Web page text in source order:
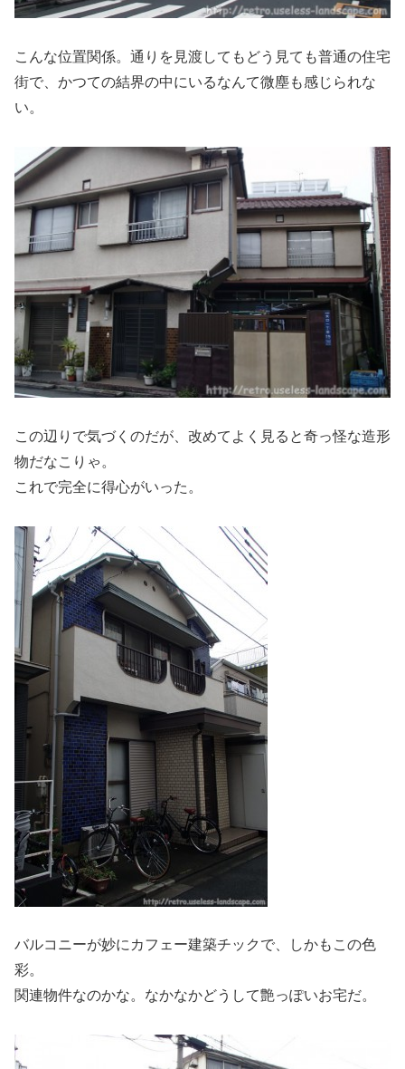
こんな位置関係。通りを見渡してもどう見ても普通の住宅
街で、かつての結界の中にいるなんて微塵も感じられな
い。
この辺りで気づくのだが、改めてよく見ると奇っ怪な造形
物だなこりゃ。
これで完全に得心がいった。
バルコニーが妙にカフェー建築チックで、しかもこの色
彩。
関連物件なのかな。なかなかどうして艶っぽいお宅だ。